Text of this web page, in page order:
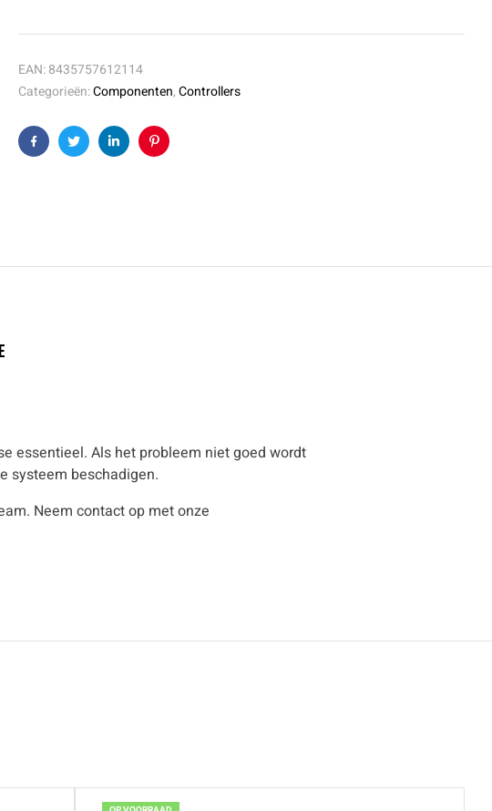
EAN:8435757612114
Categorieën:Componenten,Controllers
FacebookTwitterLinkedinPinterest
essentieel. Als het probleem niet goed wordt
systeem beschadigen.
Neem contact op met onze